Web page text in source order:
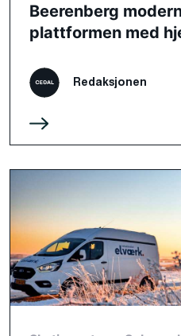
Beerenberg
plattformen med
Redaksjonen